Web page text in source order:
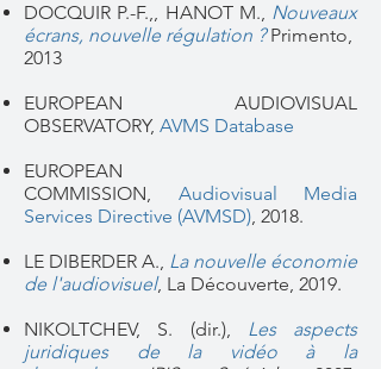
DOCQUIR P.-F.,, HANOT M., Nouveaux
écrans, nouvelle régulation ? Primento,
2013
EUROPEAN AUDIOVISUAL
OBSERVATORY, AVMS Database
EUROPEAN
COMMISSION, Audiovisual Media
Services Directive (AVMSD), 2018.
LE DIBERDER A., La nouvelle économie
de l'audiovisuel, La Découverte, 2019.
NIKOLTCHEV, S. (dir.), Les aspects
juridiques de la vidéo à la